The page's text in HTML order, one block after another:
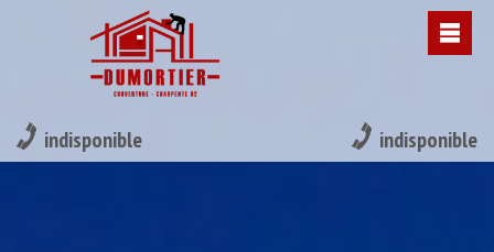
indisponible indisponible